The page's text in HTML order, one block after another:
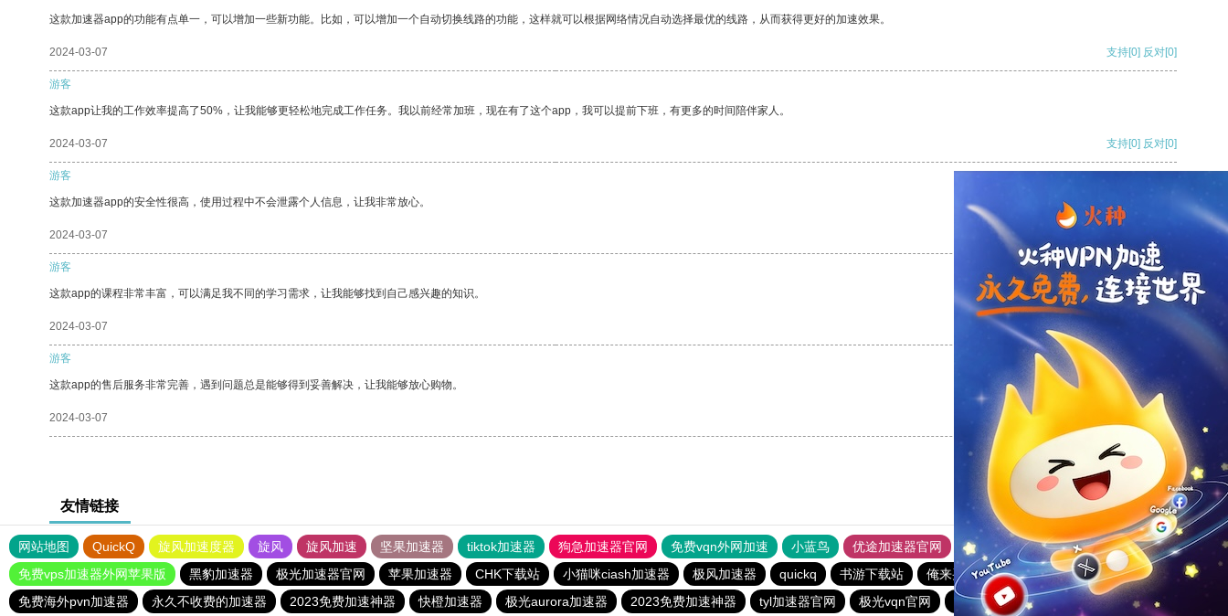
这款加速器app的功能有点单一，可以增加一些新功能。比如，可以增加一个自动切换线路的功能，这样就可以根据网络情况自动选择最优的线路，从而获得更好的加速效果。
2024-03-07 支持[0] 反对[0]
游客
这款app让我的工作效率提高了50%，让我能够更轻松地完成工作任务。我以前经常加班，现在有了这个app，我可以提前下班，有更多的时间陪伴家人。
2024-03-07 支持[0] 反对[0]
游客
这款加速器app的安全性很高，使用过程中不会泄露个人信息，让我非常放心。
2024-03-07
游客
这款app的课程非常丰富，可以满足我不同的学习需求，让我能够找到自己感兴趣的知识。
2024-03-07 反对
游客
这款app的售后服务非常完善，遇到问题总是能够得到妥善解决，让我能够放心购物。
2024-03-07 反对[0]
友情链接
网站地图 QuickQ 旋风加速度器 旋风 旋风加速 坚果加速器 tiktok加速器 狗急加速器官网 免费vqn外网加速 小蓝鸟 优途加速器官网 风驰加速器 旋风加速器
八戒看书
免费vps加速器外网苹果版
黑豹加速器 极光加速器官网 苹果加速器 CHK下载站 小猫咪ciash加速器 极风加速器 quickq 书游下载站 俺来买下载站
黑豹加速器
免费海外pvn加速器
永久不收费的加速器 2023免费加速神器 快橙加速器 极光aurora加速器 2023免费加速神器 tyl加速器官网 极光vqn官网 极光加速器 西柚加速器 CC加速器